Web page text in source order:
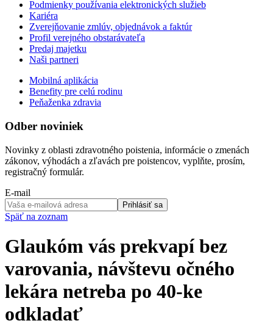
Podmienky používania elektronických služieb
Kariéra
Zverejňovanie zmlúv, objednávok a faktúr
Profil verejného obstarávateľa
Predaj majetku
Naši partneri
Mobilná aplikácia
Benefity pre celú rodinu
Peňaženka zdravia
Odber noviniek
Novinky z oblasti zdravotného poistenia, informácie o zmenách
zákonov, výhodách a zľavách pre poistencov, vyplňte, prosím,
registračný formulár.
E-mail
Prihlásiť sa
Späť na zoznam
Glaukóm vás prekvapí bez
varovania, návštevu očného
lekára netreba po 40-ke
odkladať